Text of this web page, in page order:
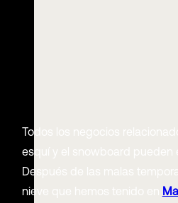
Todos los negocios
esquí y el snowboard pueden
Después de las malas
nieve que hemos tenido en